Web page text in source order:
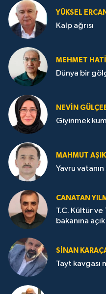
YÜKSEL ERCAN
Kalp ağrısı
MEHMET
Dünya bir
NEVİN
Giyinmek
MAHMUT
Yavru
CANATAN
T.C. Kültür ve
bakanına
SİNAN
Tayt kavgası